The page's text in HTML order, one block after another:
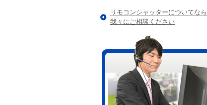
リモコンシャッターについてなら
我々にご相談ください